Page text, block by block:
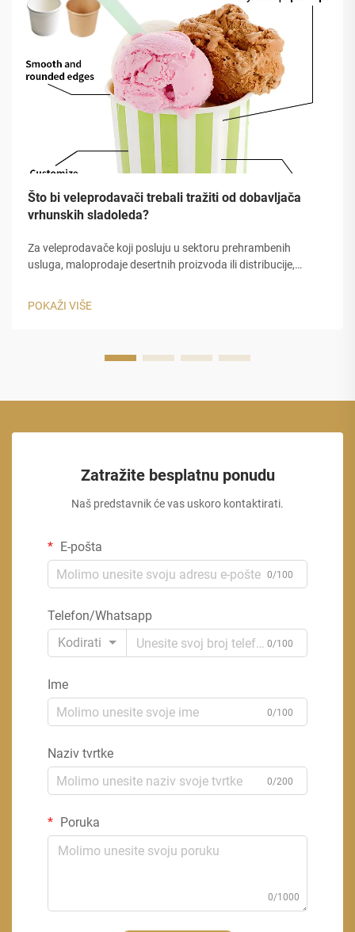
Što bi veleprodavači trebali tražiti od dobavljača
vrhunskih sladoleda?
Za veleprodavače koji posluju u sektoru prehrambenih
usluga, maloprodaje desertnih proizvoda ili distribucije,
odluka o nabavci koje ćete donijeti. Kvalitet vaše ambalaže
POKAŽI VIŠE
Zatražite besplatnu ponudu
Naš predstavnik će vas uskoro kontaktirati.
E-pošta
0/100
Telefon/Whatsapp
Kodirati
0/100
Ime
0/100
Naziv tvrtke
0/200
Poruka
0/1000